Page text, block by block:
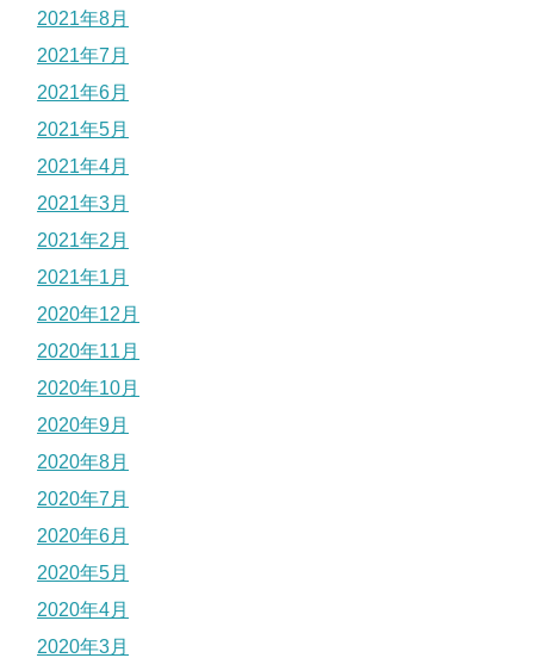
2021年8月
2021年7月
2021年6月
2021年5月
2021年4月
2021年3月
2021年2月
2021年1月
2020年12月
2020年11月
2020年10月
2020年9月
2020年8月
2020年7月
2020年6月
2020年5月
2020年4月
2020年3月